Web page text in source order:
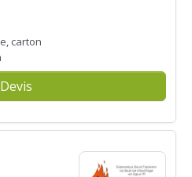
carton
Devis